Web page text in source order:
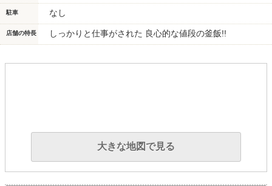
駐車 なし
店舗の特長 しっかりと仕事がされた 良心的な値段の釜飯!!
大きな地図で見る